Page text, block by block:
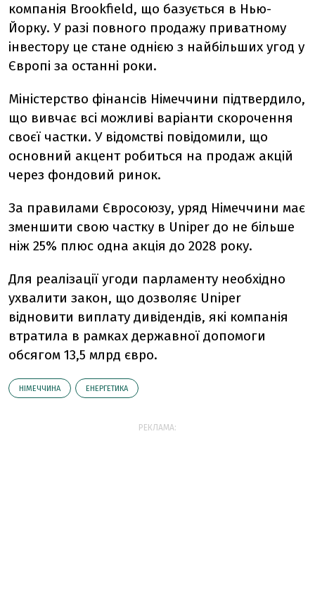
компанія Brookfield, що базується в Нью-
Йорку. У разі повного продажу приватному
інвестору це стане однією з найбільших угод у
Європі за останні роки.
Міністерство фінансів Німеччини підтвердило,
що вивчає всі можливі варіанти скорочення
своєї частки. У відомстві повідомили, що
основний акцент робиться на продаж акцій
через фондовий ринок.
За правилами Євросоюзу, уряд Німеччини має
зменшити свою частку в Uniper до не більше
ніж 25% плюс одна акція до 2028 року.
Для реалізації угоди парламенту необхідно
ухвалити закон, що дозволяє Uniper
відновити виплату дивідендів, які компанія
втратила в рамках державної допомоги
обсягом 13,5 млрд євро.
НІМЕЧЧИНА ЕНЕРГЕТИКА
РЕКЛАМА: